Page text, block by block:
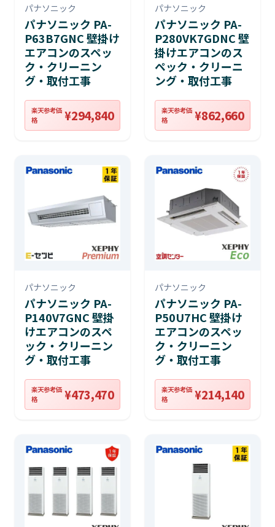
パナソニック
パナソニック PA-
P63B7GNC 壁掛け
エアコンのスペッ
ク・クリーニン
グ・取付工事
楽天参考価
格
¥294,840
パナソニック
パナソニック PA-
P280VK7GDNC 壁
掛けエアコンのス
ペック・クリーニ
ング・取付工事
楽天参考価
格
¥862,660
パナソニック
パナソニック PA-
P140V7GNC 壁掛
けエアコンのスペ
ック・クリーニン
グ・取付工事
楽天参考価
格
¥473,470
パナソニック
パナソニック PA-
P50U7HC 壁掛け
エアコンのスペッ
ク・クリーニン
グ・取付工事
楽天参考価
格
¥214,140